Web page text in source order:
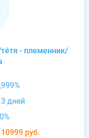
- племенник/
дней
руб.